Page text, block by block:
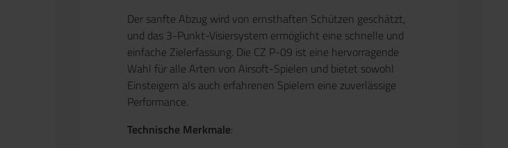
Der sanfte Abzug wird von ernsthaften Schützen geschätzt,
und das 3-Punkt-Visiersystem ermöglicht eine schnelle und
einfache Zielerfassung. Die CZ P-09 ist eine hervorragende
Wahl für alle Arten von Airsoft-Spielen und bietet sowohl
Einsteigern als auch erfahrenen Spielern eine zuverlässige
Performance.
Technische Merkmale: